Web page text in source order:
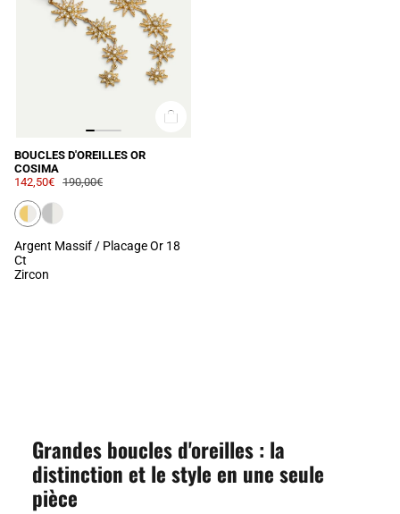
BOUCLES D'OREILLES OR
COSIMA
142,50€ 190,00€
Argent Massif / Placage Or 18
Ct
Zircon
Grandes boucles d'oreilles : la
distinction et le style en une seule
pièce